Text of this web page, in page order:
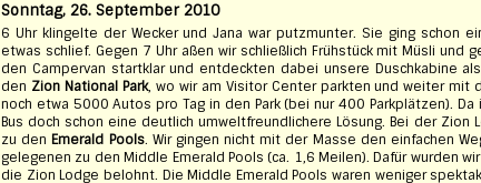
Sonntag, 26. September 2010
6 Uhr klingelte der Wecker und Jana war putzmunter. Sie ging schon
etwas schlief. Gegen 7 Uhr aßen wir schließlich Frühstück mit Müsli und
den Campervan startklar und entdeckten dabei unsere Duschkabine
den Zion National Park, wo wir am Visitor Center parkten und weiter mit
noch etwa 5000 Autos pro Tag in den Park (bei nur 400 Parkplätzen).
Bus doch schon eine deutlich umweltfreundlichere Lösung. Bei der Zion
zu den Emerald Pools. Wir gingen nicht mit der Masse den einfachen
gelegenen zu den Middle Emerald Pools (ca. 1,6 Meilen). Dafür wurden
die Zion Lodge belohnt. Die Middle Emerald Pools waren weniger